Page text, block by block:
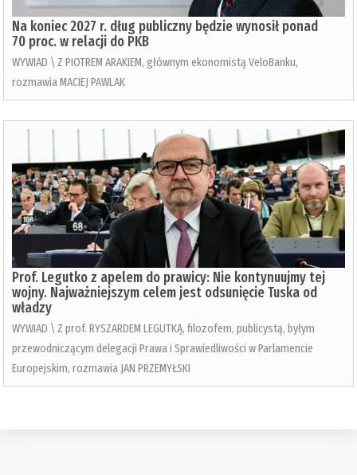
Na koniec 2027 r. dług publiczny będzie wynosił ponad
70 proc. w relacji do PKB
WYWIAD \ Z PIOTREM ARAKIEM, głównym ekonomistą VeloBanku,
rozmawia MACIEJ PAWLAK
Prof. Legutko z apelem do prawicy: Nie kontynuujmy tej
wojny. Najważniejszym celem jest odsunięcie Tuska od
władzy
WYWIAD \ Z prof. RYSZARDEM LEGUTKĄ, filozofem, publicystą, byłym
przewodniczącym delegacji Prawa i Sprawiedliwości w Parlamencie
Europejskim, rozmawia JAN PRZEMYŁSKI